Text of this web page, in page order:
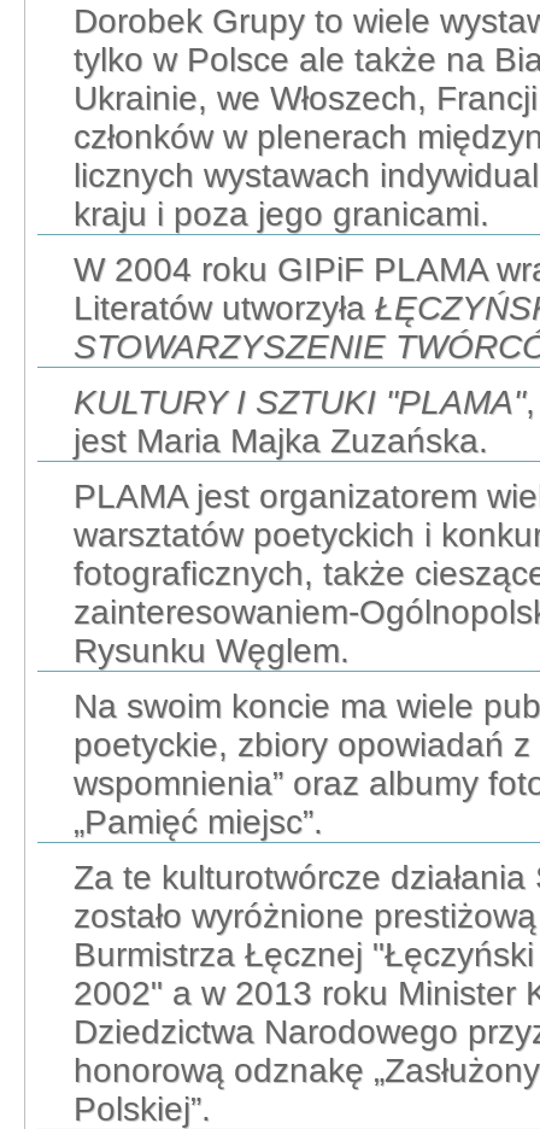
Dorobek Grupy to wiele
tylko w Polsce ale także na
Ukrainie, we Włoszech,
członków w plenerach
licznych wystawach
kraju i poza jego granicami.
W 2004 roku GIPiF PLAMA
Literatów utworzyła
STOWARZYSZENIE
KULTURY I SZTUKI "PLAMA"
jest Maria Majka Zuzańska.
PLAMA jest organizatorem
warsztatów poetyckich i
fotograficznych, także
zainteresowaniem-
Rysunku Węglem.
Na swoim koncie ma wiele
poetyckie, zbiory opowiadań z
wspomnienia” oraz albumy
„Pamięć miejsc”.
Za te kulturotwórcze
zostało wyróżnione
Burmistrza Łęcznej
2002" a w 2013 roku Minister
Dziedzictwa Narodowego
honorową odznakę
Polskiej”.